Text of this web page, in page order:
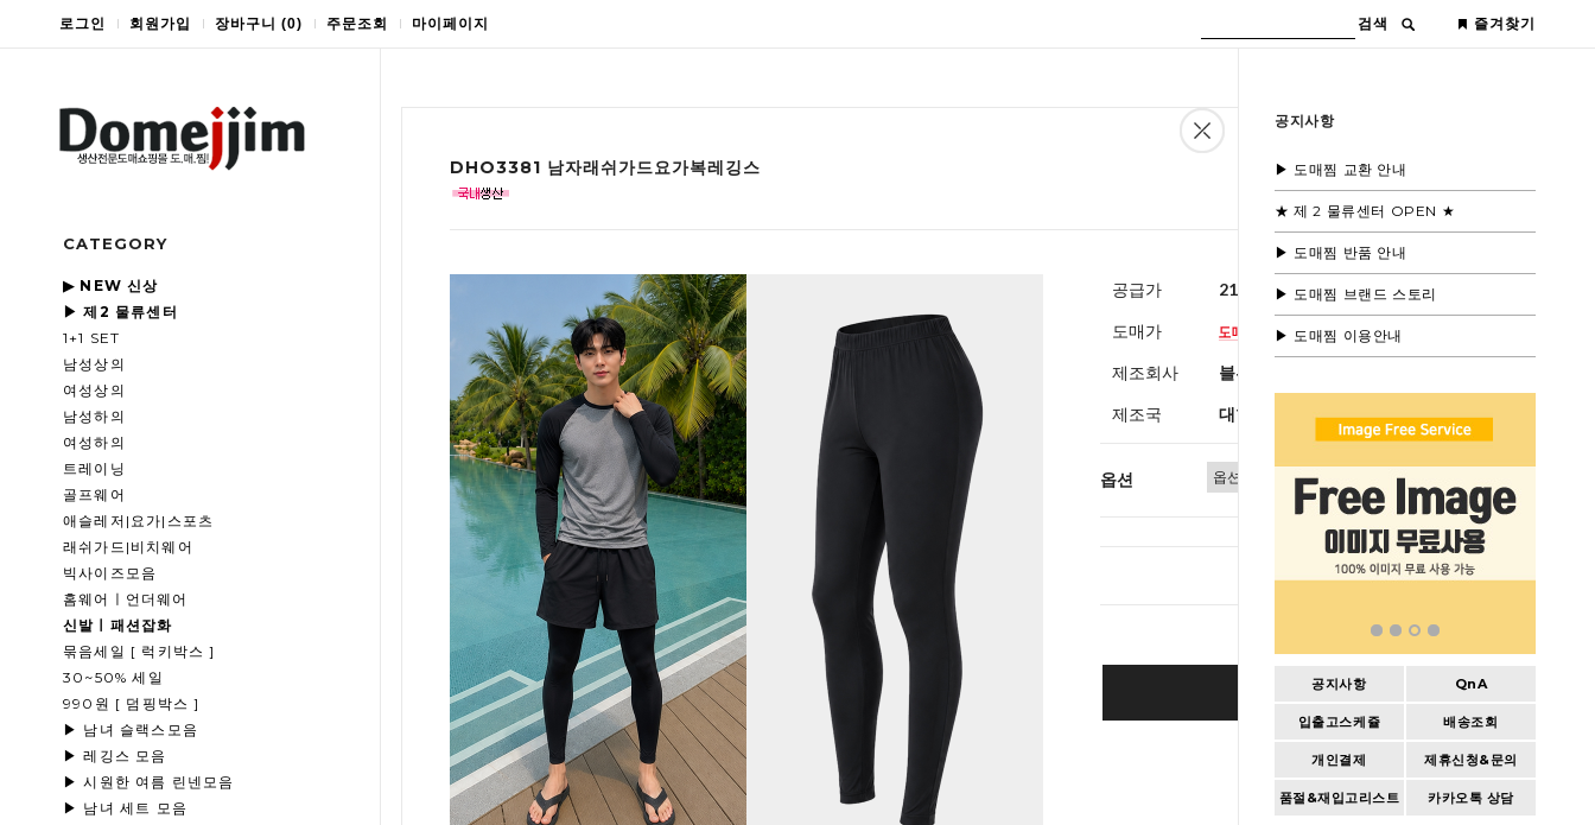
로그인 회원가입 장바구니 (0) 주문조회 마이페이지 검색 즐겨찾기
CATEGORY
▶ NEW 신상
▶ 제2 물류센터
1+1 SET
남성상의
여성상의
남성하의
여성하의
트레이닝
골프웨어
애슬레저|요가|스포츠
래쉬가드|비치웨어
빅사이즈모음
홈웨어ㅣ언더웨어
신발ㅣ패션잡화
묶음세일 [ 럭키박스 ]
30~50% 세일
990원 [ 덤핑박스 ]
▶ 남녀 슬랙스모음
▶ 레깅스 모음
▶ 시원한 여름 린넨모음
▶ 남녀 세트 모음
공지사항
▶ 도매찜 교환 안내
★ 제 2 물류센터 OPEN ★
▶ 도매찜 반품 안내
▶ 도매찜 브랜드 스토리
▶ 도매찜 이용안내
공지사항 QnA
입출고스케쥴 배송조회
개인결제 제휴신청&문의
품절&재입고리스트 카카오톡 상담
DHO3381 남자래쉬가드요가복레깅스
공급가 21,600원(부가세별도)
도매가
제조회사 블루모드
제조국 대한민국
옵션
총 상품
BUY IT NOW
Cart | Wishlist